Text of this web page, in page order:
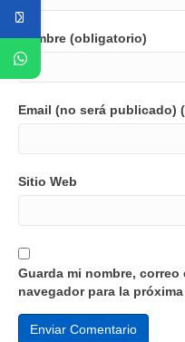
Nombre (obligatorio)
Email (no será publicado)
Sitio Web
Guarda mi nombre,
navegador para la